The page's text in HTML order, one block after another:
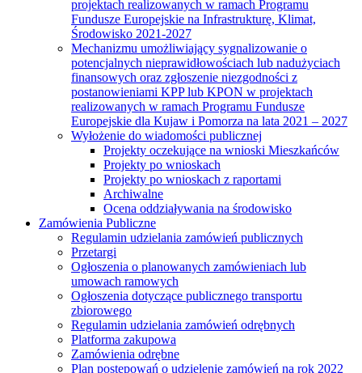
projektach realizowanych w ramach Programu
Fundusze Europejskie na Infrastrukturę, Klimat,
Środowisko 2021-2027
Mechanizmu umożliwiający sygnalizowanie o
potencjalnych nieprawidłowościach lub nadużyciach
finansowych oraz zgłoszenie niezgodności z
postanowieniami KPP lub KPON w projektach
realizowanych w ramach Programu Fundusze
Europejskie dla Kujaw i Pomorza na lata 2021 – 2027
Wyłożenie do wiadomości publicznej
Projekty oczekujące na wnioski Mieszkańców
Projekty po wnioskach
Projekty po wnioskach z raportami
Archiwalne
Ocena oddziaływania na środowisko
Zamówienia Publiczne
Regulamin udzielania zamówień publicznych
Przetargi
Ogłoszenia o planowanych zamówieniach lub
umowach ramowych
Ogłoszenia dotyczące publicznego transportu
zbiorowego
Regulamin udzielania zamówień odrębnych
Platforma zakupowa
Zamówienia odrębne
Plan postępowań o udzielenie zamówień na rok 2022